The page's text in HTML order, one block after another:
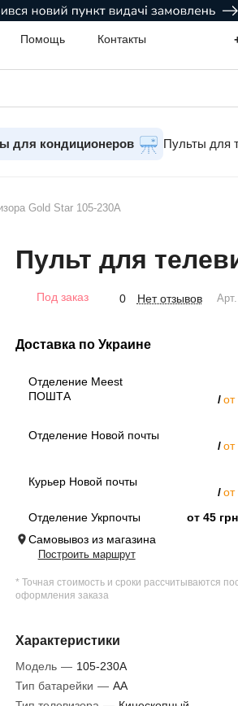
Помощь Контакты
для кондиционеров Пульты для
Gold Star 105-230A
Пульт для
Под заказ 0 Нет отзывов Арт.
Доставка по Украине
Отделение Meest
ПОШТА
Отделение Новой почты
Курьер Новой почты
Отделение Укрпочты
от 45
Самовывоз из магазина
Построить маршрут
* Точная стоимость и сроки рассчитываются
оформления заказа
Характеристики
Модель — 105-230A
Тип батарейки — AA